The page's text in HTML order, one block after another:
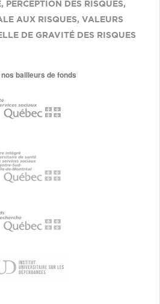
, PERCEPTION DES RISQUES,
AUX RISQUES, VALEURS
DE GRAVITÉ DES RISQUES
bailleurs de fonds